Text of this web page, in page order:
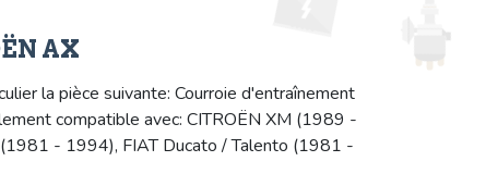
AX
la pièce suivante: Courroie d'entraînement
compatible avec: CITROËN XM (1989 -
- 1994), FIAT Ducato / Talento (1981 -